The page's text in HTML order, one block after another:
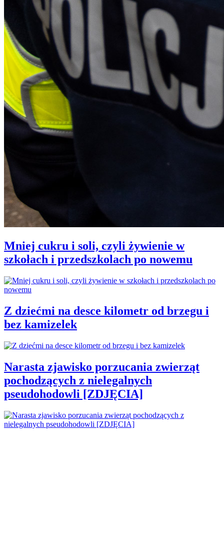
Mniej cukru i soli, czyli żywienie w
szkołach i przedszkolach po nowemu
Z dziećmi na desce kilometr od brzegu i
bez kamizelek
Narasta zjawisko porzucania zwierząt
pochodzących z nielegalnych
pseudohodowli [ZDJĘCIA]